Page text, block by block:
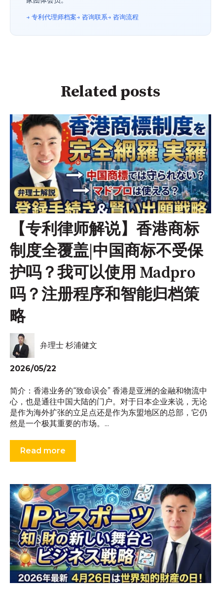
→ 专利代理师档案→ 咨询联系→ 咨询流程
Related posts
【专利律师解说】香港商标
制度全覆盖|中国商标不受保
护吗？我可以使用 Madpro
吗？注册程序和智能归档策
略
弁理士 杉浦健文
2026/05/22
简介：香港业务的“致命误会” 香港是亚洲的金融和物流中
心，也是通往中国大陆的门户。对于日本企业来说，无论
是作为海外扩张的立足点还是作为东盟地区的总部，它仍
然是一个极其重要的市场。...
Read more